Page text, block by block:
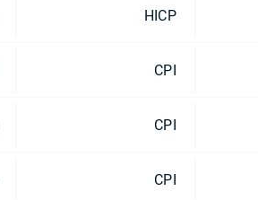
HICP
CPI
CPI
CPI